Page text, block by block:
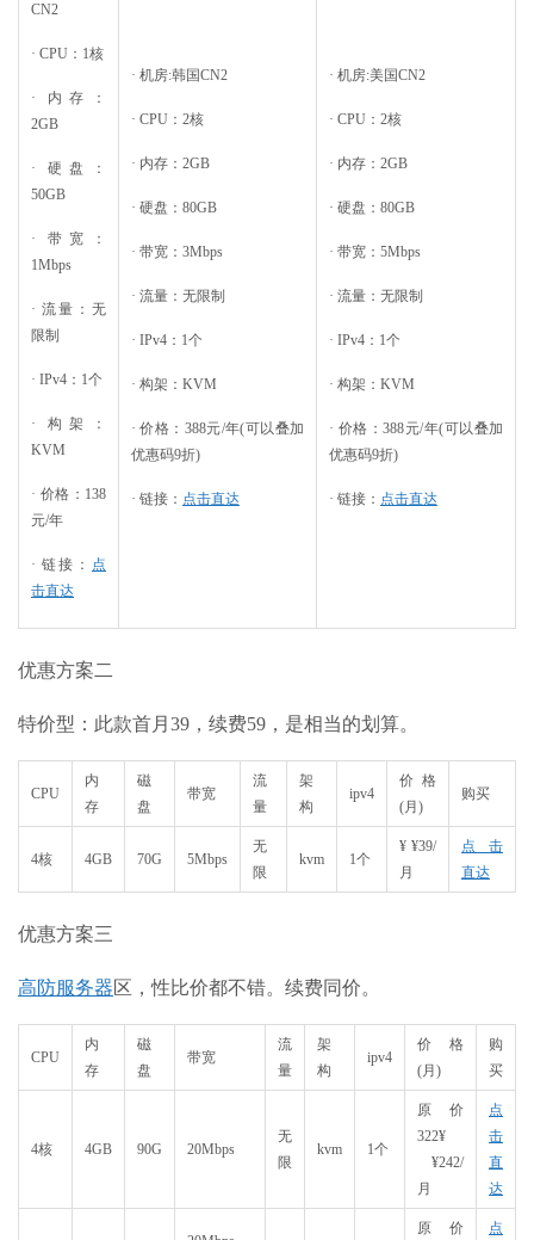
CN2
· CPU：1核
· 内存：
2GB
· 硬盘：
50GB
· 带宽：
1Mbps
· 流量：无
限制
· IPv4：1个
· 构架：
KVM
· 价格：138
元/年
· 链接： 点
击直达
· 机房:韩国CN2
· CPU：2核
· 内存：2GB
· 硬盘：80GB
· 带宽：3Mbps
· 流量：无限制
· IPv4：1个
· 构架：KVM
· 价格：388元/年(可以叠加
优惠码9折)
· 链接： 点击直达
· 机房:美国CN2
· CPU：2核
· 内存：2GB
· 硬盘：80GB
· 带宽：5Mbps
· 流量：无限制
· IPv4：1个
· 构架：KVM
· 价格：388元/年(可以叠加
优惠码9折)
· 链接： 点击直达
优惠方案二
特价型：此款首月39，续费59，是相当的划算。
CPU
内
存
磁
盘
带宽
流
量
架
构
ipv4
价格
(月)
购买
4核 4GB 70G 5Mbps
无
限
kvm 1个
¥ ¥39/
月
点击
直达
优惠方案三
高防服务器区，性比价都不错。续费同价。
CPU
内
存
磁
盘
带宽
流
量
架
构
ipv4
价格
(月)
购
买
4核 4GB 90G 20Mbps
无
限
kvm 1个
原价
322¥
¥242/
月
点
击
直
达
原价
点